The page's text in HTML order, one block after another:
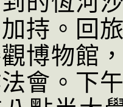
持。回
博物館
會。下